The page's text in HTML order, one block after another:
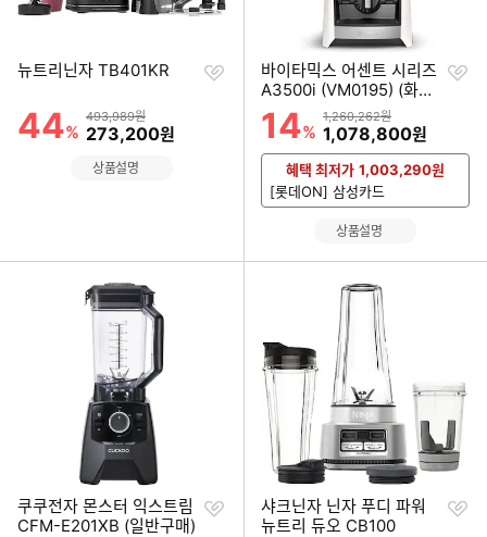
뉴트리닌자 TB401KR
할인률
44%
상품금액
493,989원
할인금액
273,200원
찜
상품설명
바이타믹스 어센트 시리즈
A3500i (VM0195) (화이
트)
할인률
14%
상품금액
1,260,262원
할인금액
1,078,800원
찜
혜택 최저가 1,003,290원
[롯데ON] 삼성카드
상품설명
쿠쿠전자 몬스터 익스트림
CFM-E201XB (일반구매)
찜
샤크닌자 닌자 푸디 파워
뉴트리 듀오 CB100
찜